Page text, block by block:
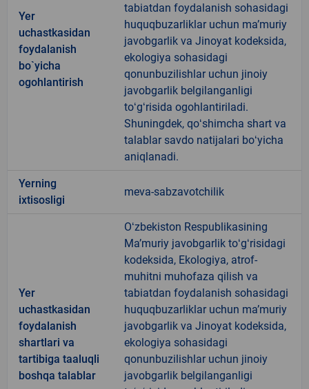
Yer
uchastkasidan
foydalanish
bo`yicha
ogohlantirish
tabiatdan foydalanish sohasidagi
huquqbuzarliklar uchun maʼmuriy
javobgarlik va Jinoyat kodeksida,
ekologiya sohasidagi
qonunbuzilishlar uchun jinoiy
javobgarlik belgilanganligi
toʻgʻrisida ogohlantiriladi.
Shuningdek, qoʻshimcha shart va
talablar savdo natijalari boʻyicha
aniqlanadi.
Yerning
ixtisosligi
meva-sabzavotchilik
Yer
uchastkasidan
foydalanish
shartlari va
tartibiga taaluqli
boshqa talablar
Oʻzbekiston Respublikasining
Maʼmuriy javobgarlik toʻgʻrisidagi
kodeksida, Ekologiya, atrof-
muhitni muhofaza qilish va
tabiatdan foydalanish sohasidagi
huquqbuzarliklar uchun maʼmuriy
javobgarlik va Jinoyat kodeksida,
ekologiya sohasidagi
qonunbuzilishlar uchun jinoiy
javobgarlik belgilanganligi